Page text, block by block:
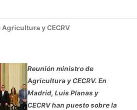
y CECRV
Reunión ministro de
Agricultura y CECRV. En
Madrid, Luis Planas y
CECRV han puesto sobre la